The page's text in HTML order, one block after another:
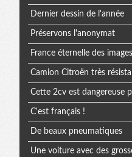
Dernier dessin de l'année
Préservons l'anonymat
France éternelle des
Camion Citroën très
Cette 2cv est dangereuse
C'est français !
De beaux pneumatiques
Une voiture avec des